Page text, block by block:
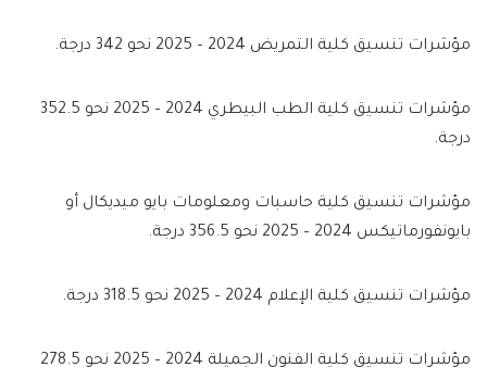
مؤشرات تنسيق كلية التمريض 2024 – 2025 نحو 342 درجة.
مؤشرات تنسيق كلية الطب البيطري 2024 – 2025 نحو 352.5
درجة.
مؤشرات تنسيق كلية حاسبات ومعلومات بايو ميديكال أو
بايونفورماتيكس 2024 – 2025 نحو 356.5 درجة.
مؤشرات تنسيق كلية الإعلام 2024 – 2025 نحو 318.5 درجة.
مؤشرات تنسيق كلية الفنون الجميلة 2024 – 2025 نحو 278.5